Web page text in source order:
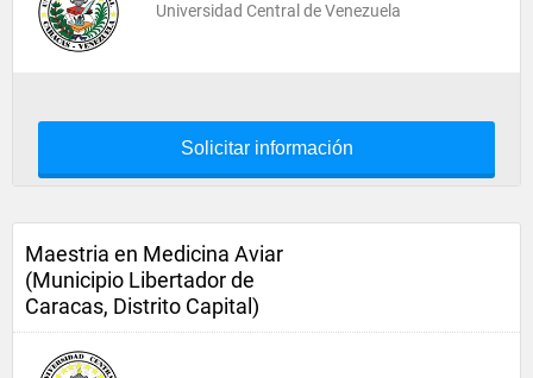
Universidad Central de Venezuela
Solicitar información
Maestria en Medicina Aviar
(Municipio Libertador de
Caracas, Distrito Capital)